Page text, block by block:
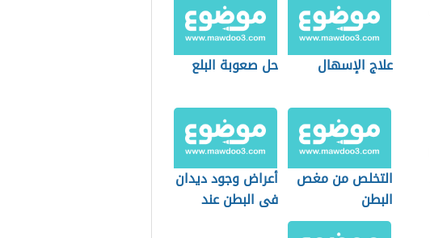
علاج الإسهال حل صعوبة البلع
التخلص من مغص
البطن
أعراض وجود ديدان
فى البطن عند